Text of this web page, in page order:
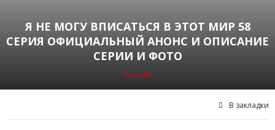
Я НЕ МОГУ ВПИСАТЬСЯ В ЭТОТ МИР 58
СЕРИЯ ОФИЦИАЛЬНЫЙ АНОНС И ОПИСАНИЕ
СЕРИИ И ФОТО
Онлайн
В закладки